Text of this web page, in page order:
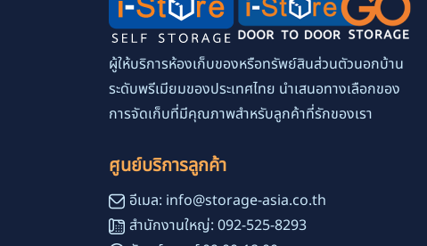
ผู้ให้บริการห้องเก็บของหรือทรัพย์สินส่วนตัวนอกบ้าน
ระดับพรีเมียมของประเทศไทย นำเสนอทางเลือกของ
การจัดเก็บที่มีคุณภาพสำหรับลูกค้าที่รักของเรา
ศูนย์บริการลูกค้า
อีเมล: info@storage-asia.co.th
สำนักงานใหญ่: 092-525-8293